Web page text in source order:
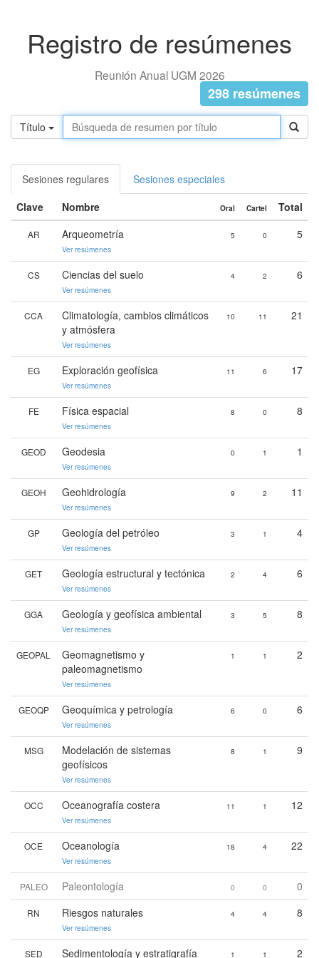
Registro de resúmenes
Reunión Anual UGM 2026
298 resúmenes
Título
Sesiones regulares
Sesiones especiales
Clave
Nombre Oral Cartel Total
AR Arqueometría
Ver resúmenes
5 0 5
CS Ciencias del suelo
Ver resúmenes
4 2 6
CCA
Climatología, cambios climáticos
y atmósfera
Ver resúmenes
10 11 21
EG Exploración geofísica
Ver resúmenes
11 6 17
FE Física espacial
Ver resúmenes
8 0 8
GEOD Geodesia
Ver resúmenes
0 1 1
GEOH Geohidrología
Ver resúmenes
9 2 11
GP Geología del petróleo
Ver resúmenes
3 1 4
GET Geología estructural y tectónica
Ver resúmenes
2 4 6
GGA Geología y geofísica ambiental
Ver resúmenes
3 5 8
GEOPAL
Geomagnetismo y
paleomagnetismo
Ver resúmenes
1 1 2
GEOQP Geoquímica y petrología
Ver resúmenes
6 0 6
MSG
Modelación de sistemas
geofísicos
Ver resúmenes
8 1 9
OCC Oceanografía costera
Ver resúmenes
11 1 12
OCE Oceanología
Ver resúmenes
18 4 22
PALEO Paleontología 0 0 0
RN Riesgos naturales
Ver resúmenes
4 4 8
SED Sedimentología y estratigrafía 1 1 2